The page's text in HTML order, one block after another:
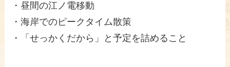
・昼間の江ノ電移動
・海岸でのピークタイム散策
・「せっかくだから」と予定を詰めること